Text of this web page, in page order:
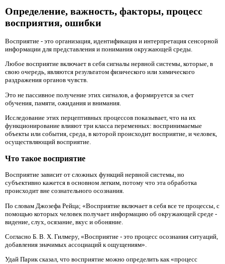
Определение, важность, факторы, процесс
восприятия, ошибки
Восприятие - это организация, идентификация и интерпретация сенсорной
информации для представления и понимания окружающей среды.
Любое восприятие включает в себя сигналы нервной системы, которые, в
свою очередь, являются результатом физического или химического
раздражения органов чувств.
Это не пассивное получение этих сигналов, а формируется за счет
обучения, памяти, ожидания и внимания.
Исследование этих перцептивных процессов показывает, что на их
функционирование влияют три класса переменных: воспринимаемые
объекты или события, среда, в которой происходит восприятие, и человек,
осуществляющий восприятие.
Что такое восприятие
Восприятие зависит от сложных функций нервной системы, но
субъективно кажется в основном легким, потому что эта обработка
происходит вне сознательного осознания.
По словам Джозефа Рейца; «Восприятие включает в себя все те процессы, с
помощью которых человек получает информацию об окружающей среде -
видение, слух, осязание, вкус и обоняние.
Согласно Б. В. Х. Гилмеру, «Восприятие - это процесс осознания ситуаций,
добавления значимых ассоциаций к ощущениям».
Удай Парик сказал, что восприятие можно определить как «процесс